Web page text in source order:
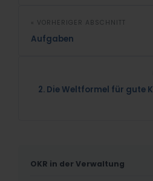
« VORHERIGER ABSCHNITT
Aufgaben
2. Die Weltformel für gute
OKR in der Verwaltung